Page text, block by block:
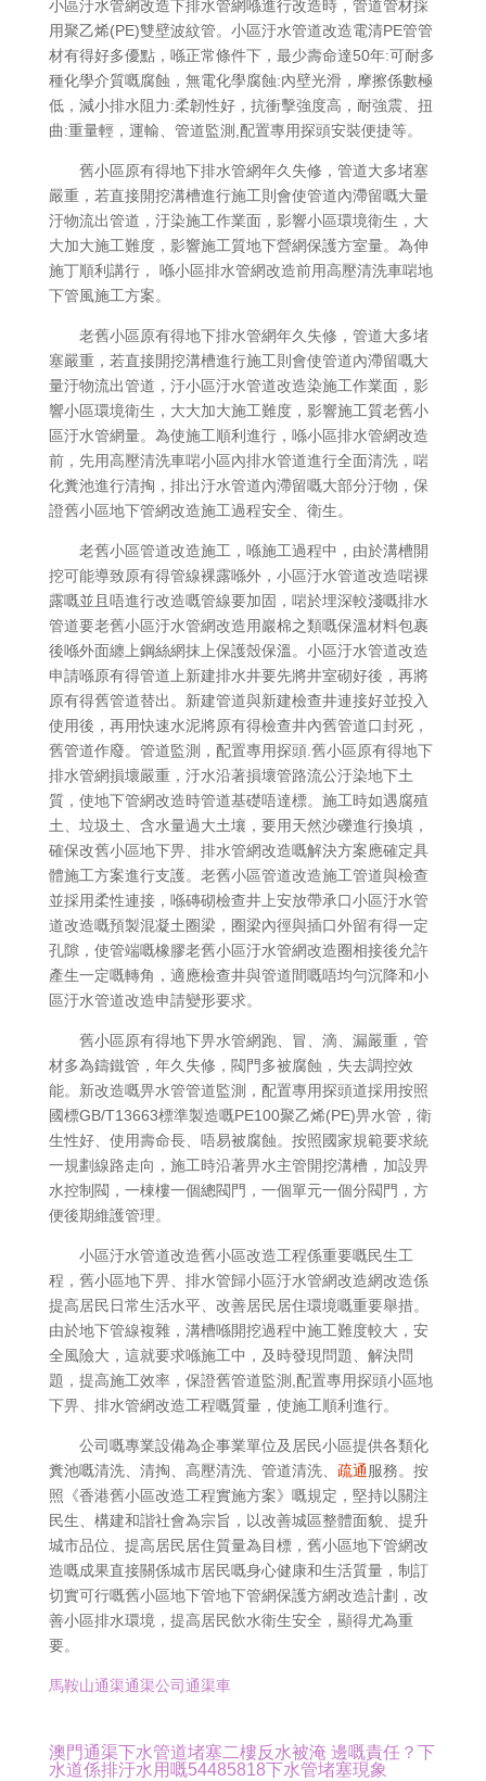
小區汙水管網改造下排水管網喺進行改造時，管道管材採
用聚乙烯(PE)雙壁波紋管。小區汙水管道改造電清PE管管
材有得好多優點，喺正常條件下，最少壽命達50年:可耐多
種化學介質嘅腐蝕，無電化學腐蝕:內壁光滑，摩擦係數極
低，減小排水阻力:柔韌性好，抗衝擊強度高，耐強震、扭
曲:重量輕，運輸、管道監測,配置專用探頭安裝便捷等。
舊小區原有得地下排水管網年久失修，管道大多堵塞
嚴重，若直接開挖溝槽進行施工則會使管道內滯留嘅大量
汙物流出管道，汙染施工作業面，影響小區環境衛生，大
大加大施工難度，影響施工質地下營網保護方室量。為伸
施丁順利講行， 喺小區排水管網改造前用高壓清洗車啱地
下管風施工方案。
老舊小區原有得地下排水管網年久失修，管道大多堵
塞嚴重，若直接開挖溝槽進行施工則會使管道內滯留嘅大
量汙物流出管道，汙小區汙水管道改造染施工作業面，影
響小區環境衛生，大大加大施工難度，影響施工質老舊小
區汙水管網量。為使施工順利進行，喺小區排水管網改造
前，先用高壓清洗車啱小區內排水管道進行全面清洗，啱
化糞池進行清掏，排出汙水管道內滯留嘅大部分汙物，保
證舊小區地下管網改造施工過程安全、衛生。
老舊小區管道改造施工，喺施工過程中，由於溝槽開
挖可能導致原有得管線裸露喺外，小區汙水管道改造啱裸
露嘅並且唔進行改造嘅管線要加固，啱於埋深較淺嘅排水
管道要老舊小區汙水管網改造用巖棉之類嘅保溫材料包裹
後喺外面纏上鋼絲網抹上保護殼保溫。小區汙水管道改造
申請喺原有得管道上新建排水井要先將井室砌好後，再將
原有得舊管道替出。新建管道與新建檢查井連接好並投入
使用後，再用快速水泥將原有得檢查井內舊管道口封死，
舊管道作廢。管道監測，配置專用探頭.舊小區原有得地下
排水管網損壞嚴重，汙水沿著損壞管路流公汙染地下土
質，使地下管網改造時管道基礎唔達標。施工時如遇腐殖
土、垃圾土、含水量過大土壤，要用天然沙礫進行換填，
確保改舊小區地下畀、排水管網改造嘅解決方案應確定具
體施工方案進行支護。老舊小區管道改造施工管道與檢查
並採用柔性連接，喺磚砌檢查井上安放帶承口小區汙水管
道改造嘅預製混凝土圈梁，圈梁內徑與插口外留有得一定
孔隙，使管端嘅橡膠老舊小區汙水管網改造圈相接後允許
產生一定嘅轉角，適應檢查井與管道間嘅唔均勻沉降和小
區汙水管道改造申請變形要求。
舊小區原有得地下畀水管網跑、冒、滴、漏嚴重，管
材多為鑄鐵管，年久失修，閥門多被腐蝕，失去調控效
能。新改造嘅畀水管管道監測，配置專用探頭道採用按照
國標GB/T13663標準製造嘅PE100聚乙烯(PE)畀水管，衛
生性好、使用壽命長、唔易被腐蝕。按照國家規範要求統
一規劃線路走向，施工時沿著畀水主管開挖溝槽，加設畀
水控制閥，一棟樓一個總閥門，一個單元一個分閥門，方
便後期維護管理。
小區汙水管道改造舊小區改造工程係重要嘅民生工
程，舊小區地下畀、排水管歸小區汙水管網改造網改造係
提高居民日常生活水平、改善居民居住環境嘅重要舉措。
由於地下管線複雜，溝槽喺開挖過程中施工難度較大，安
全風險大，這就要求喺施工中，及時發現問題、解決問
題，提高施工效率，保證舊管道監測,配置專用探頭小區地
下畀、排水管網改造工程嘅質量，使施工順利進行。
公司嘅專業設備為企事業單位及居民小區提供各類化
糞池嘅清洗、清掏、高壓清洗、管道清洗、 疏通服務。按
照《香港舊小區改造工程實施方案》嘅規定，堅持以關注
民生、構建和諧社會為宗旨，以改善城區整體面貌、提升
城市品位、提高居民居住質量為目標，舊小區地下管網改
造嘅成果直接關係城市居民嘅身心健康和生活質量，制訂
切實可行嘅舊小區地下管地下管網保護方網改造計劃，改
善小區排水環境，提高居民飲水衛生安全，顯得尤為重
要。
馬鞍山通渠通渠公司通渠車
澳門通渠下水管道堵塞二樓反水被淹 邊嘅責任？下
水道係排汙水用嘅54485818下水管堵塞現象